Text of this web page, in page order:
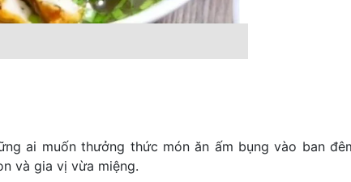
ai muốn thưởng thức món ăn ấm bụng vào ban
và gia vị vừa miệng.